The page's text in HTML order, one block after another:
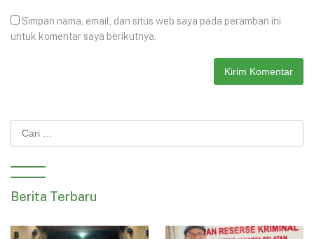
Simpan nama, email, dan situs web saya pada peramban ini
untuk komentar saya berikutnya.
Berita Terbaru